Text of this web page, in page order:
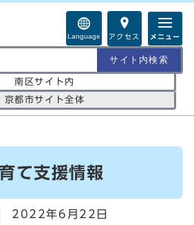
Language アクセス メニュー
南区サイト内
京都市サイト全体
て支援情報
2022年6月22日